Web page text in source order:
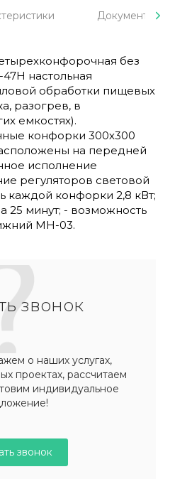
Документы
без
настольная
обработки пищевых
разогрев, в
емкостях).
конфорки 300х300
на передней
исполнение
регуляторов световой
каждой конфорки 2,8 кВт;
25 минут; - возможность
МН-03.
звонок
о наших услугах,
проектах, рассчитаем
индивидуальное
звонок